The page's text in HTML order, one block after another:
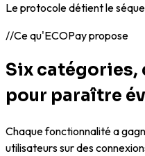
Le protocole détient le
//Ce qu'ECOPay propose
Six catégories,
pour paraître
Chaque fonctionnalité a
utilisateurs sur des